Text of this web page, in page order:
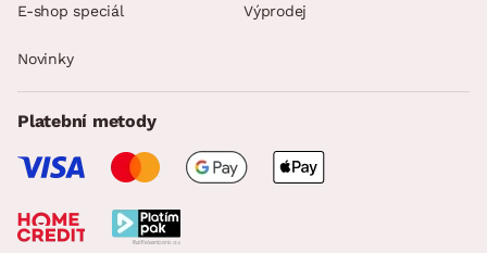
E-shop speciál Výprodej
Novinky
Platební metody